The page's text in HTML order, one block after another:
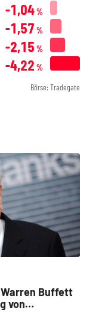
-1,04%
-1,57 %
-2,15 %
-4,22 %
Börse: Tradegate
Buffett
von